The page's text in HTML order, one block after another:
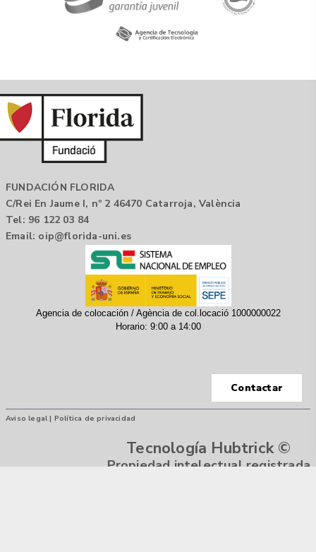
FUNDACIÓN FLORIDA
C/Rei En Jaume I, nº 2 46470 Catarroja, València
Tel: 96 122 03 84
Email: oip@florida-uni.es
Agencia de colocación / Agència de col.locació 1000000022
Horario: 9:00 a 14:00
Contactar
Aviso legal | Política de privacidad
Tecnología Hubtrick ©
Propiedad intelectual registrada